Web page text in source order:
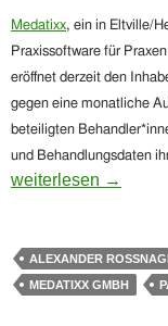
Medatixx, ein in Eltville/
Praxissoftware für
eröffnet derzeit den
gegen eine monatliche
beteiligten
und Behandlungsdaten
Medatixx, ein
weiterlesen →
ALEXANDER
MEDATIXX GMBH